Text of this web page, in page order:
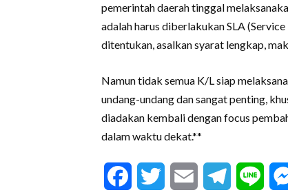
pemerintah daerah tinggal
adalah harus diberlakukan SLA
ditentukan, asalkan syarat lengkap,
Namun tidak semua K/L siap
undang-undang dan sangat penting,
diadakan kembali dengan focus
dalam waktu dekat.**
FacebookTwitter Email Telegram
Line